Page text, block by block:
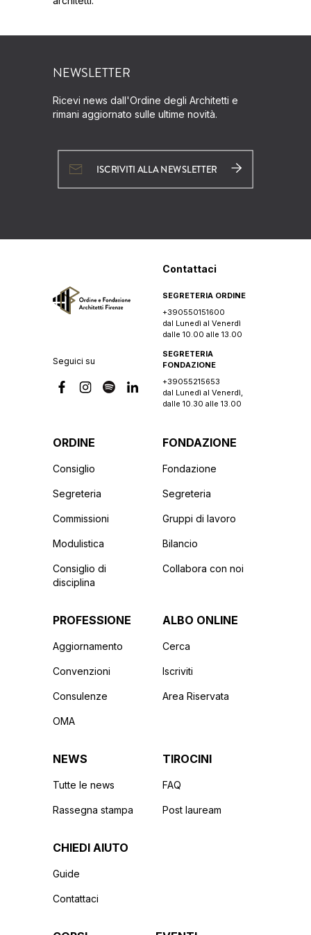
NEWSLETTER
Ricevi news dall'Ordine degli Architetti e
rimani aggiornato sulle ultime novità.
ISCRIVITI ALLA NEWSLETTER
Seguici su
Contattaci
SEGRETERIA ORDINE
+390550151600
dal Lunedì al Venerdì
dalle 10.00 alle 13.00
SEGRETERIA
FONDAZIONE
+39055215653
dal Lunedì al Venerdì,
dalle 10.30 alle 13.00
ORDINE
Consiglio
Segreteria
Commissioni
Modulistica
Consiglio di
disciplina
FONDAZIONE
Fondazione
Segreteria
Gruppi di lavoro
Bilancio
Collabora con noi
PROFESSIONE
Aggiornamento
Convenzioni
Consulenze
OMA
ALBO ONLINE
Cerca
Iscriviti
Area Riservata
NEWS
Tutte le news
Rassegna stampa
TIROCINI
FAQ
Post lauream
CHIEDI AIUTO
Guide
Contattaci